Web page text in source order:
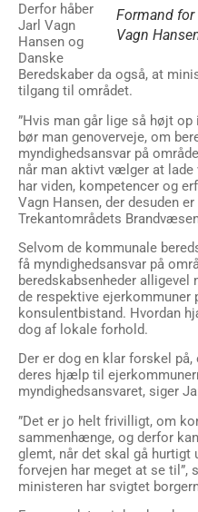
Formand for
Vagn
Derfor håber
Jarl Vagn
Hansen og
Danske
Beredskaber da også, at
tilgang til området.
”Hvis man går lige så højt
bør man genoverveje, om
myndighedsansvar på
når man aktivt vælger at
har viden, kompetencer og
Vagn Hansen, der desuden
Trekantområdets
Selvom de kommunale
få myndighedsansvar på
beredskabsenheder
de respektive ejerkommuner
konsulentbistand. Hvordan
dog af lokale forhold.
Der er dog en klar forskel
deres hjælp til
myndighedsansvaret, siger
”Det er jo helt frivilligt, om
sammenhænge, og derfor
glemt, når det skal gå hurtigt
forvejen har meget at se til”,
ministeren har svigtet